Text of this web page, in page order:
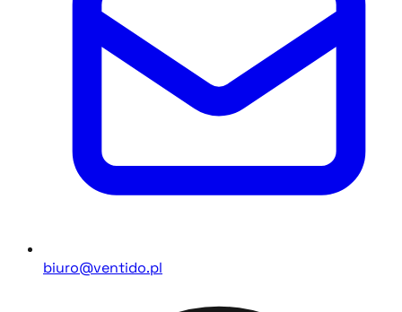
biuro@ventido.pl